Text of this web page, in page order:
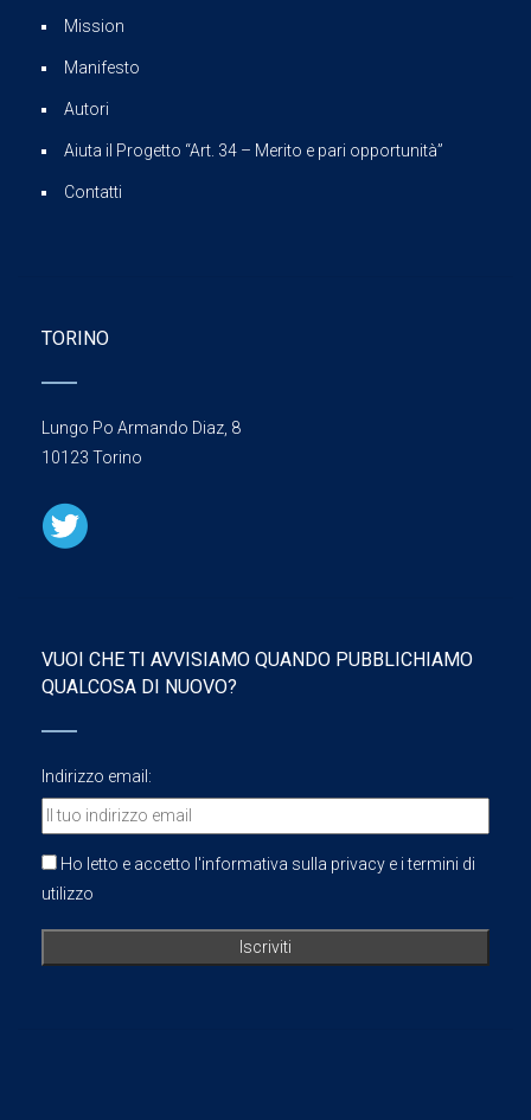
Mission
Manifesto
Autori
Aiuta il Progetto “Art. 34 – Merito e pari opportunità”
Contatti
TORINO
Lungo Po Armando Diaz, 8
10123 Torino
VUOI CHE TI AVVISIAMO QUANDO PUBBLICHIAMO
QUALCOSA DI NUOVO?
Indirizzo email:
Ho letto e accetto l'informativa sulla privacy e i termini di
utilizzo